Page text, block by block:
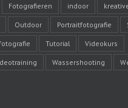
Fotografieren indoor
Outdoor Portraitfotografie
Tutorial Videokurs
Wassershooting